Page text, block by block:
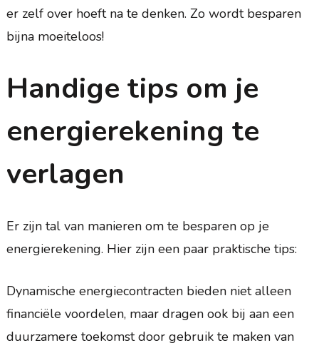
er zelf over hoeft na te denken. Zo wordt besparen
bijna moeiteloos!
Handige tips om je
energierekening te
verlagen
Er zijn tal van manieren om te besparen op je
energierekening. Hier zijn een paar praktische tips:
Dynamische energiecontracten bieden niet alleen
financiële voordelen, maar dragen ook bij aan een
duurzamere toekomst door gebruik te maken van